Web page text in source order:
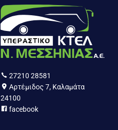
27210 28581
Αρτέμιδος 7, Καλαμάτα
24100
facebook